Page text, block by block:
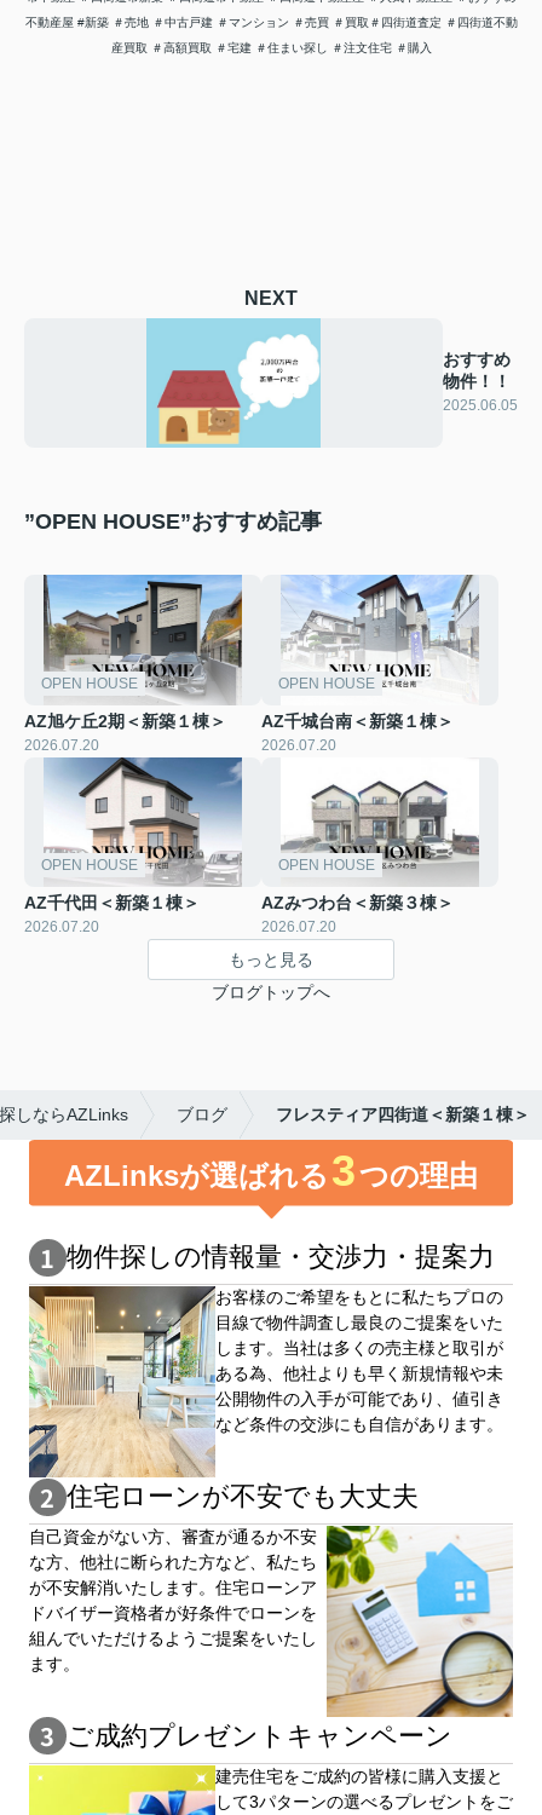
不動産屋 #新築 ＃売地 ＃中古戸建 ＃マンション ＃売買 ＃買取 ＃四街道査定 ＃四街道不動
産買取 ＃高額買取 ＃宅建 ＃住まい探し
＃注文住宅 ＃購入
NEXT
おすすめ
物件！！
2025.06.05
”OPEN HOUSE”おすすめ記事
OPEN HOUSE
AZ旭ケ丘2期＜新築１棟＞
2026.07.20
OPEN HOUSE
AZ千城台南＜新築１棟＞
2026.07.20
OPEN HOUSE
AZ千代田＜新築１棟＞
2026.07.20
OPEN HOUSE
AZみつわ台＜新築３棟＞
2026.07.20
もっと見る
ブログトップへ
しならAZLinks ブログ フレスティア四街道＜新築１棟＞
AZLinksが選ばれる 3つの理由
物件探しの情報量・交渉⼒・提案⼒
お客様のご希望をもとに私たちプロの
目線で物件調査し最良のご提案をいた
します。当社は多くの売主様と取引が
ある為、他社よりも早く新規情報や未
公開物件の⼊手が可能であり、値引き
など条件の交渉にも自信があります。
住宅ローンが不安でも大丈夫
自⼰資⾦がない⽅、審査が通るか不安
な⽅、他社に断られた⽅など、私たち
が不安解消いたします。住宅ローンア
ドバイザー資格者が好条件でローンを
組んでいただけるようご提案をいたし
ます。
ご成約プレゼントキャンペーン
建売住宅をご成約の皆様に購⼊⽀援と
して3パターンの選べるプレゼントをご